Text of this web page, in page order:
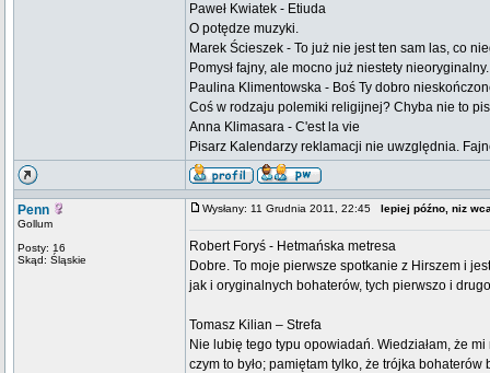
Paweł Kwiatek - Etiuda
O potędze muzyki.
Marek Ścieszek - To już nie jest ten sam las, co
Pomysł fajny, ale mocno już niestety nieoryginalny.
Paulina Klimentowska - Boś Ty dobro
Coś w rodzaju polemiki religijnej? Chyba nie to
Anna Klimasara - C'est la vie
Pisarz Kalendarzy reklamacji nie uwzględnia.
Penn
Gollum
Posty: 16
Skąd: Śląskie
Wysłany: 11 Grudnia 2011, 22:45 lepiej późno, niz
Robert Foryś - Hetmańska metresa
Dobre. To moje pierwsze spotkanie z Hirszem i
jak i oryginalnych bohaterów, tych pierwszo i
Tomasz Kilian – Strefa
Nie lubię tego typu opowiadań. Wiedziałam, że
czym to było; pamiętam tylko, że trójka